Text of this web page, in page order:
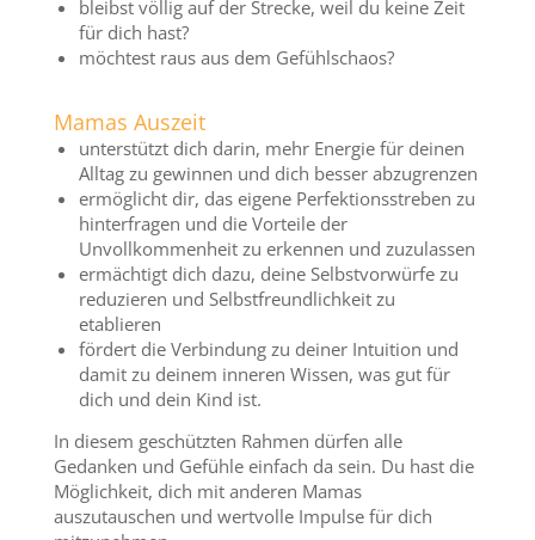
bleibst völlig auf der Strecke, weil du keine Zeit
für dich hast?
möchtest raus aus dem Gefühlschaos?
Mamas Auszeit
unterstützt dich darin, mehr Energie für deinen
Alltag zu gewinnen und dich besser abzugrenzen
ermöglicht dir, das eigene Perfektionsstreben zu
hinterfragen und die Vorteile der
Unvollkommenheit zu erkennen und zuzulassen
ermächtigt dich dazu, deine Selbstvorwürfe zu
reduzieren und Selbstfreundlichkeit zu
etablieren
fördert die Verbindung zu deiner Intuition und
damit zu deinem inneren Wissen, was gut für
dich und dein Kind ist.
In diesem geschützten Rahmen dürfen alle
Gedanken und Gefühle einfach da sein. Du hast die
Möglichkeit, dich mit anderen Mamas
auszutauschen und wertvolle Impulse für dich